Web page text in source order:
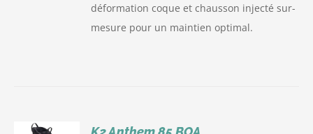
déformation coque et chausson injecté sur-
mesure pour un maintien optimal.